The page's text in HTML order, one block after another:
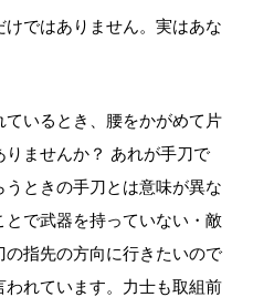
ではありません。実はあな
ているとき、腰をかがめて片
ませんか？ あれが手刀で
ときの手刀とは意味が異な
とで武器を持っていない・敵
指先の方向に行きたいので
れています。力士も取組前